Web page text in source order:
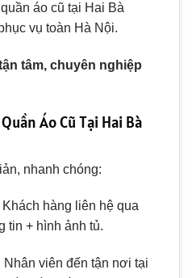
áo cũ tại Hai Bà
vụ toàn Hà Nội.
tâm, chuyên nghiệp
Áo Cũ Tại Hai Bà
nhanh chóng:
Khách hàng liên hệ qua
tin + hình ảnh tủ.
Nhân viên đến tận nơi tại